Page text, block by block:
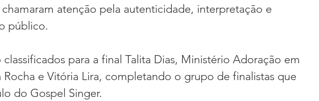
atenção pela autenticidade, interpretação e
público.
para a final Talita Dias, Ministério Adoração em
e Vitória Lira, completando o grupo de finalistas que
do Gospel Singer.